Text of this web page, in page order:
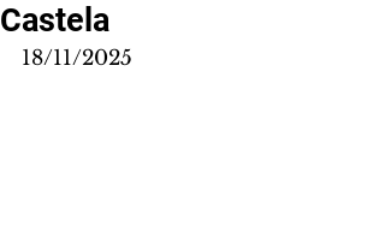
Castela
18/11/2025